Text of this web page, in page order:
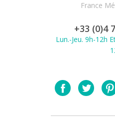
France
+33 (0)4
Lun.-Jeu. 9h-12h